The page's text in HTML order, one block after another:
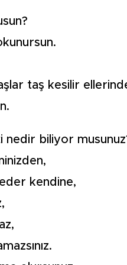
taş kesilir
nedir biliyor
kendine,